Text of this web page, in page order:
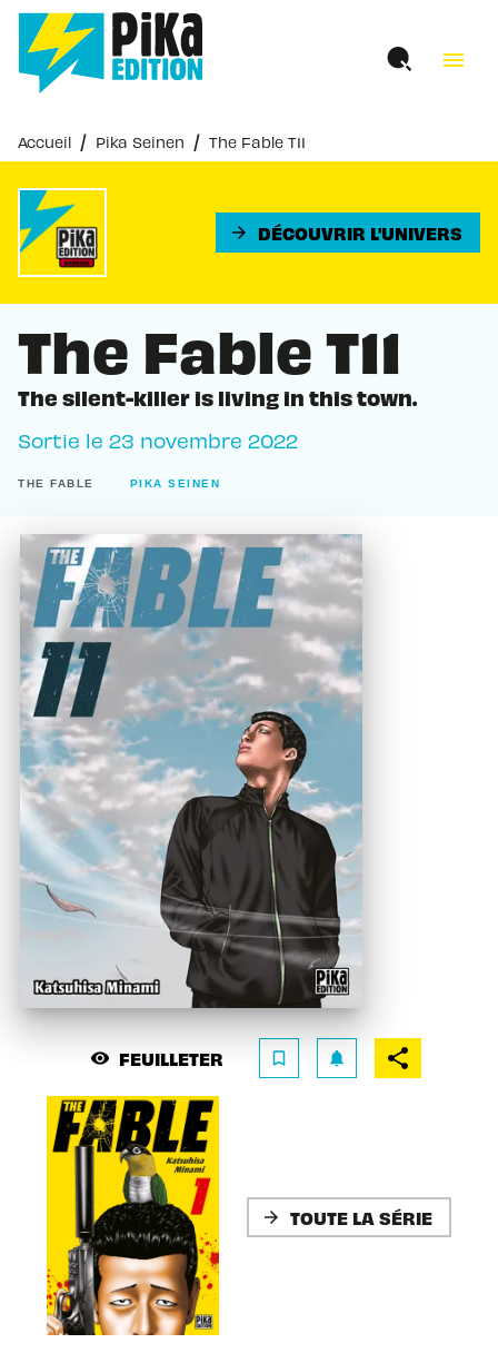
MENU RECHERCHE
PIED DE PAGE
menu
Accueil / Pika Seinen / The Fable T11
arrow_forward DÉCOUVRIR L'UNIVERS
The Fable T11
The silent-killer is living in this town.
Sortie le 23 novembre 2022
THE FABLE PIKA SEINEN
visibility FEUILLETER bookmark_border notifications
arrow_forward TOUTE LA SÉRIE